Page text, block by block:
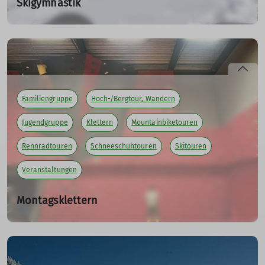
Skigymnastik
Do. 06.11.2025, 19:00 Uhr - Do. 19.03.2026, 19:00 Uhr
Hallo DAV-ler,
die Skigymnastik startet in die neue Saison:
Wir freuen uns auf euer kommen.
mehr erfahren
Familiengruppe Hoch-/Bergtour, Wandern
Jugendgruppe Klettern Mountainbiketouren
Rennradtouren Schneeschuhtouren Skitouren
Veranstaltungen
Montagsklettern
Mo. 03.11.2025, 19:00 Uhr - Mo. 30.03.2026
Hallo DAV-ler,
die Kletterer starten am Montag den 03.11. wieder mit